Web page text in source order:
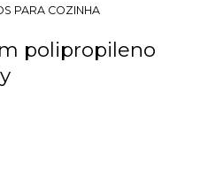
PARA COZINHA
polipropileno